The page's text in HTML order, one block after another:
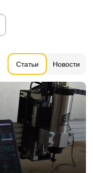
Статьи Новости